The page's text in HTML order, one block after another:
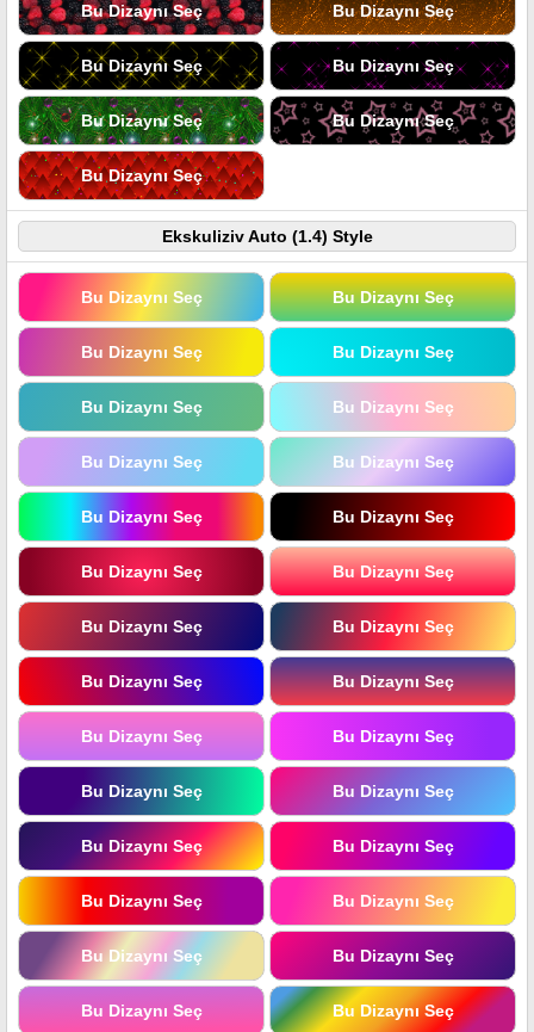
Bu Dizaynı Seç Bu Dizaynı Seç
Bu Dizaynı Seç Bu Dizaynı Seç
Bu Dizaynı Seç Bu Dizaynı Seç
Bu Dizaynı Seç
Ekskuliziv Auto (1.4) Style
Bu Dizaynı Seç Bu Dizaynı Seç
Bu Dizaynı Seç Bu Dizaynı Seç
Bu Dizaynı Seç Bu Dizaynı Seç
Bu Dizaynı Seç Bu Dizaynı Seç
Bu Dizaynı Seç Bu Dizaynı Seç
Bu Dizaynı Seç Bu Dizaynı Seç
Bu Dizaynı Seç Bu Dizaynı Seç
Bu Dizaynı Seç Bu Dizaynı Seç
Bu Dizaynı Seç Bu Dizaynı Seç
Bu Dizaynı Seç Bu Dizaynı Seç
Bu Dizaynı Seç Bu Dizaynı Seç
Bu Dizaynı Seç Bu Dizaynı Seç
Bu Dizaynı Seç Bu Dizaynı Seç
Bu Dizaynı Seç Bu Dizaynı Seç